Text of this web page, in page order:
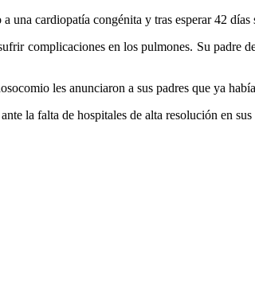
cardiopatía congénita y tras esperar 42
complicaciones en los pulmones. Su padre
les anunciaron a sus padres que ya
la falta de hospitales de alta resolución en